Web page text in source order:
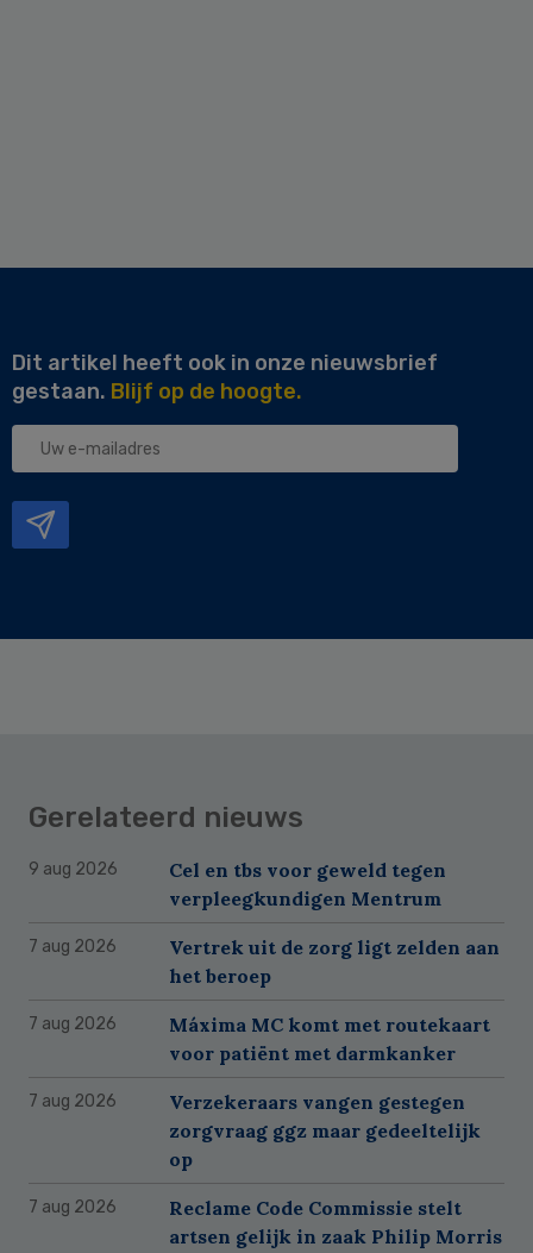
Dit artikel heeft ook in onze nieuwsbrief
gestaan. Blijf op de hoogte.
Uw
Gerelateerd nieuws
9 aug 2026
Cel en tbs voor geweld tegen
verpleegkundigen Mentrum
7 aug 2026
Vertrek uit de zorg ligt zelden aan
het beroep
7 aug 2026
Máxima MC komt met routekaart
voor patiënt met darmkanker
7 aug 2026
Verzekeraars vangen gestegen
zorgvraag ggz maar gedeeltelijk
op
7 aug 2026
Reclame Code Commissie stelt
artsen gelijk in zaak Philip Morris